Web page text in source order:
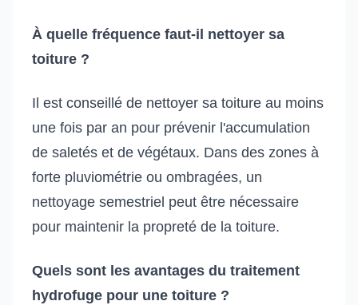
À quelle fréquence faut-il nettoyer sa
toiture ?
Il est conseillé de nettoyer sa toiture au moins
une fois par an pour prévenir l'accumulation
de saletés et de végétaux. Dans des zones à
forte pluviométrie ou ombragées, un
nettoyage semestriel peut être nécessaire
pour maintenir la propreté de la toiture.
Quels sont les avantages du traitement
hydrofuge pour une toiture ?